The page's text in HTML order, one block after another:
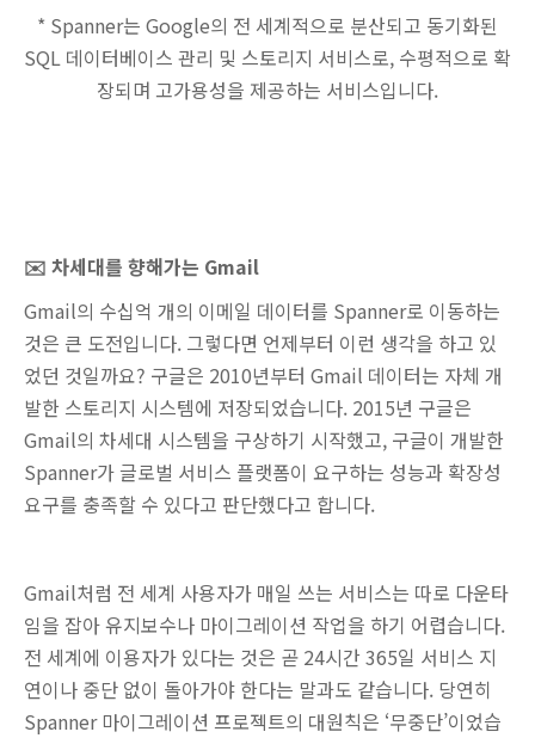
* Spanner는 Google의 전 세계적으로 분산되고 동기화된
SQL 데이터베이스 관리 및 스토리지 서비스로, 수평적으로 확
장되며 고가용성을 제공하는 서비스입니다.
✉️ 차세대를 향해가는 Gmail
Gmail의 수십억 개의 이메일 데이터를 Spanner로 이동하는
것은 큰 도전입니다. 그렇다면 언제부터 이런 생각을 하고 있
었던 것일까요? 구글은 2010년부터 Gmail 데이터는 자체 개
발한 스토리지 시스템에 저장되었습니다. 2015년 구글은
Gmail의 차세대 시스템을 구상하기 시작했고, 구글이 개발한
Spanner가 글로벌 서비스 플랫폼이 요구하는 성능과 확장성
요구를 충족할 수 있다고 판단했다고 합니다.
Gmail처럼 전 세계 사용자가 매일 쓰는 서비스는 따로 다운타
임을 잡아 유지보수나 마이그레이션 작업을 하기 어렵습니다.
전 세계에 이용자가 있다는 것은 곧 24시간 365일 서비스 지
연이나 중단 없이 돌아가야 한다는 말과도 같습니다. 당연히
Spanner 마이그레이션 프로젝트의 대원칙은 ‘무중단’이었습